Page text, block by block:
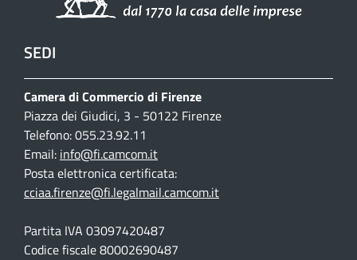
SEDI
Camera di Commercio di Firenze
Piazza dei Giudici, 3 - 50122 Firenze
Telefono: 055.23.92.11
Email: info@fi.camcom.it
Posta elettronica certificata:
cciaa.firenze@fi.legalmail.camcom.it
Partita IVA 03097420487
Codice fiscale 80002690487